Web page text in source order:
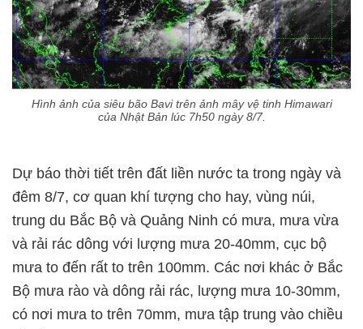
Hình ảnh của siêu bão Bavi trên ảnh mây vệ tinh Himawari
của Nhật Bản lúc 7h50 ngày 8/7.
Dự báo thời tiết trên đất liền nước ta trong ngày và
đêm 8/7, cơ quan khí tượng cho hay, vùng núi,
trung du Bắc Bộ và Quảng Ninh có mưa, mưa vừa
và rải rác dông với lượng mưa 20-40mm, cục bộ
mưa to đến rất to trên 100mm. Các nơi khác ở Bắc
Bộ mưa rào và dông rải rác, lượng mưa 10-30mm,
có nơi mưa to trên 70mm, mưa tập trung vào chiều